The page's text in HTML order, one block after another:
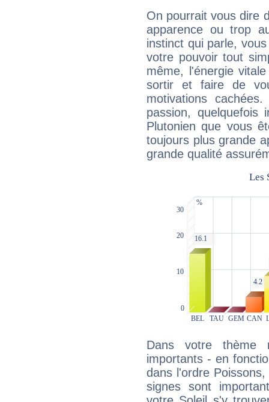
On pourrait vous dire
apparence ou trop
instinct qui parle,
votre pouvoir tout
même, l'énergie
sortir et faire de
motivations
passion, quelquefois
Plutonien que vous
toujours plus grande
grande qualité
Dans votre thème
importants - en
dans l'ordre
signes sont